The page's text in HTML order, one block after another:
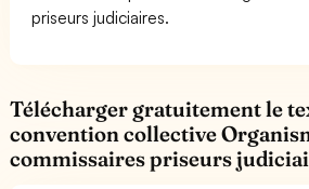
priseurs judiciaires.
Télécharger gratuitement le
convention collective
commissaires priseurs